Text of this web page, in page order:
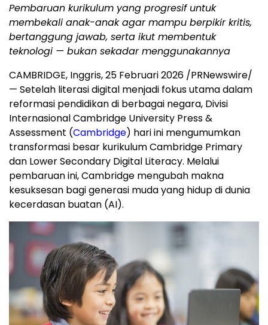
Pembaruan kurikulum yang progresif untuk
membekali anak-anak agar mampu berpikir kritis,
bertanggung jawab, serta ikut membentuk
teknologi — bukan sekadar menggunakannya
CAMBRIDGE, Inggris,25 Februari 2026 /PRNewswire/
— Setelah literasi digital menjadi fokus utama dalam
reformasi pendidikan di berbagai negara, Divisi
Internasional Cambridge University Press &
Assessment (Cambridge) hari ini mengumumkan
transformasi besar kurikulum Cambridge Primary
dan Lower Secondary Digital Literacy. Melalui
pembaruan ini, Cambridge mengubah makna
kesuksesan bagi generasi muda yang hidup di dunia
kecerdasan buatan (AI).